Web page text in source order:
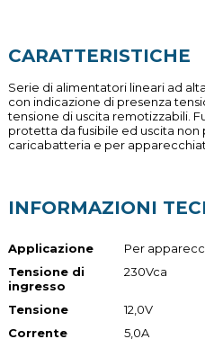
CARATTERISTICHE
Serie di alimentatori lineari ad
con indicazione di presenza
tensione di uscita remotizzabili.
protetta da fusibile ed uscita
caricabatteria e per
INFORMAZIONI
Applicazione
Per
Tensione di
ingresso
230Vca
Tensione
12,0V
Corrente
5,0A